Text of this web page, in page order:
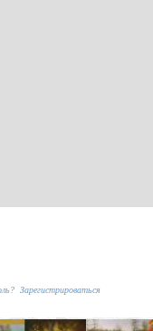
Зарегистрироваться